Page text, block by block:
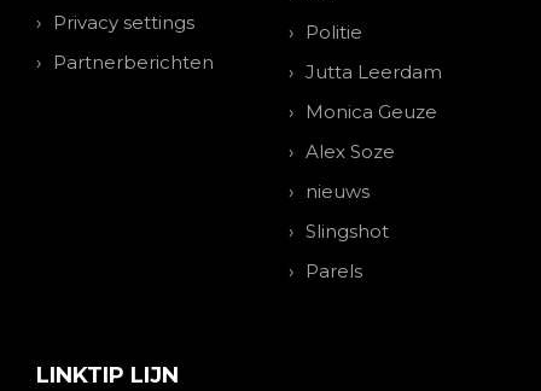
Privacy settings
Partnerberichten
Politie
Jutta Leerdam
Monica Geuze
Alex Soze
nieuws
Slingshot
Parels
LINKTIP LIJN